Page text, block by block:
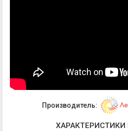
Производитель:
ХАРАКТЕРИСТИКИ